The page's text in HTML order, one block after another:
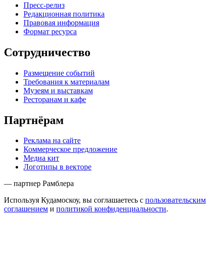
Пресс-релиз
Редакционная политика
Правовая информация
Формат ресурса
Сотрудничество
Размещение событий
Требования к материалам
Музеям и выставкам
Ресторанам и кафе
Партнёрам
Реклама на сайте
Коммерческое предложение
Медиа кит
Логотипы в векторе
— партнер Рамблера
Используя Кудамоскоу, вы соглашаетесь с пользовательским
соглашением и политикой конфиденциальности.